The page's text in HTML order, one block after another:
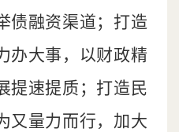
债融资渠道；打造
办大事，以财政精
提速提质；打造民
又量力而行，加大